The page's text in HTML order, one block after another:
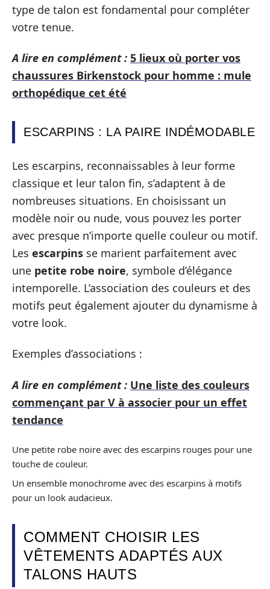
type de talon est fondamental pour compléter
votre tenue.
A lire en complément : 5 lieux où porter vos
chaussures Birkenstock pour homme : mule
orthopédique cet été
ESCARPINS : LA PAIRE INDÉMODABLE
Les escarpins, reconnaissables à leur forme
classique et leur talon fin, s’adaptent à de
nombreuses situations. En choisissant un
modèle noir ou nude, vous pouvez les porter
avec presque n’importe quelle couleur ou motif.
Les escarpins se marient parfaitement avec
une petite robe noire, symbole d’élégance
intemporelle. L’association des couleurs et des
motifs peut également ajouter du dynamisme à
votre look.
Exemples d’associations :
A lire en complément : Une liste des couleurs
commençant par V à associer pour un effet
tendance
Une petite robe noire avec des escarpins rouges pour une
touche de couleur.
Un ensemble monochrome avec des escarpins à motifs
pour un look audacieux.
COMMENT CHOISIR LES
VÊTEMENTS ADAPTÉS AUX
TALONS HAUTS